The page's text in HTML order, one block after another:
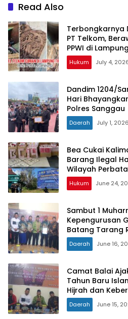
Read Also
Terbongkarnya
PT Telkom,
PPWI di
Hukum July 4,
Dandim 1204/
Hari
Polres Sanggau
Daerah July 1, 2026
Bea Cukai
Barang Ilegal
Wilayah
Hukum June 24,
Sambut 1
Kepengurusan
Batang Tarang
Daerah June 16,
Camat Balai
Tahun Baru
Hijrah dan
Daerah June 15,